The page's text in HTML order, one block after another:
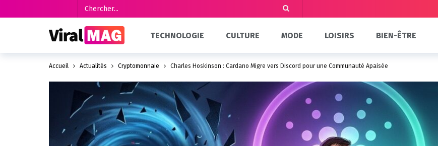
TECHNOLOGIE CULTURE MODE LOISIRS BIEN-ÊTRE
Accueil Actualités Cryptomonnaie Charles Hoskinson : Cardano Migre vers Discord pour une Communauté Apaisée